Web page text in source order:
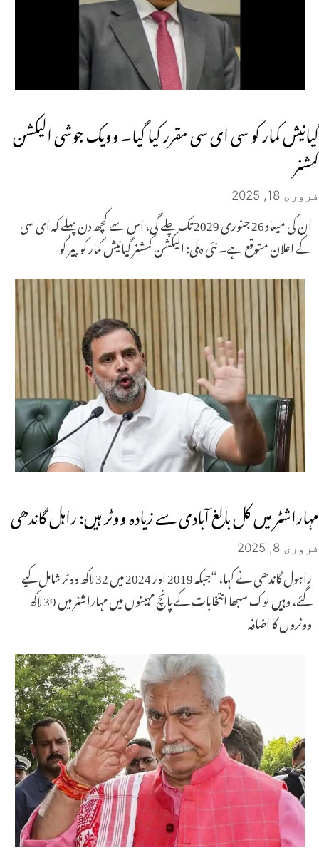
گیانیش کمار کو سی ای سی مقرر کیا گیا۔ وویک جوشی الیکشن
کمشنر
فروری 18, 2025
ان کی میعاد 26 جنوری 2029 تک چلے گی، اس سے کچھ دن پہلے کہ ای سی
کے اعلان متوقع ہے۔ نئی دہلی: الیکشن کمشنر گیانیش کمار کو پیر کو
مہاراشٹر میں کل بالغ آبادی سے زیادہ ووٹر ہیں: راہل گاندھی
فروری 8, 2025
راہول گاندھی نے کہا، “جبکہ 2019 اور 2024 میں 32 لاکھ ووٹر شامل کیے
گئے، وہیں لوک سبھا انتخابات کے پانچ مہینوں میں مہاراشٹر میں 39 لاکھ
ووٹروں کا اضافہ